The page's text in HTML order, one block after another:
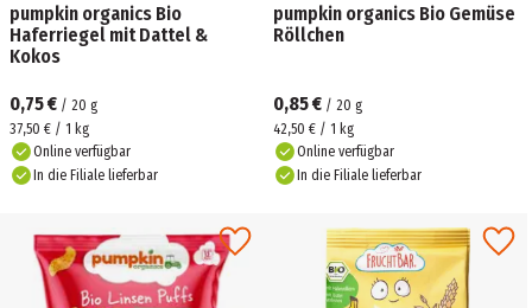
pumpkin organics Bio
Haferriegel mit Dattel &
Kokos
0,75 € / 20 g
37,50 € / 1 kg
Online verfügbar
In die Filiale lieferbar
pumpkin organics Bio Gemüse
Röllchen
0,85 € / 20 g
42,50 € / 1 kg
Online verfügbar
In die Filiale lieferbar